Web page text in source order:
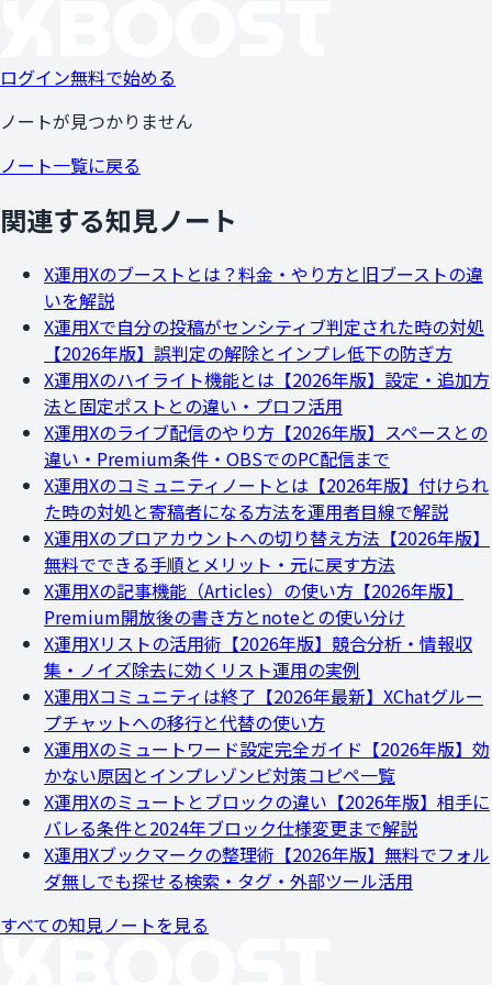
ログイン無料で始める
ノートが見つかりません
ノート一覧に戻る
関連する知見ノート
X運用Xのブーストとは？料金・やり方と旧ブーストの違
いを解説
X運用Xで自分の投稿がセンシティブ判定された時の対処
【2026年版】誤判定の解除とインプレ低下の防ぎ方
X運用Xのハイライト機能とは【2026年版】設定・追加方
法と固定ポストとの違い・プロフ活用
X運用Xのライブ配信のやり方【2026年版】スペースとの
違い・Premium条件・OBSでのPC配信まで
X運用Xのコミュニティノートとは【2026年版】付けられ
た時の対処と寄稿者になる方法を運用者目線で解説
X運用Xのプロアカウントへの切り替え方法【2026年版】
無料でできる手順とメリット・元に戻す方法
X運用Xの記事機能（Articles）の使い方【2026年版】
Premium開放後の書き方とnoteとの使い分け
X運用Xリストの活用術【2026年版】競合分析・情報収
集・ノイズ除去に効くリスト運用の実例
X運用Xコミュニティは終了【2026年最新】XChatグルー
プチャットへの移行と代替の使い方
X運用Xのミュートワード設定完全ガイド【2026年版】効
かない原因とインプレゾンビ対策コピペ一覧
X運用Xのミュートとブロックの違い【2026年版】相手に
バレる条件と2024年ブロック仕様変更まで解説
X運用Xブックマークの整理術【2026年版】無料でフォル
ダ無しでも探せる検索・タグ・外部ツール活用
すべての知見ノートを見る